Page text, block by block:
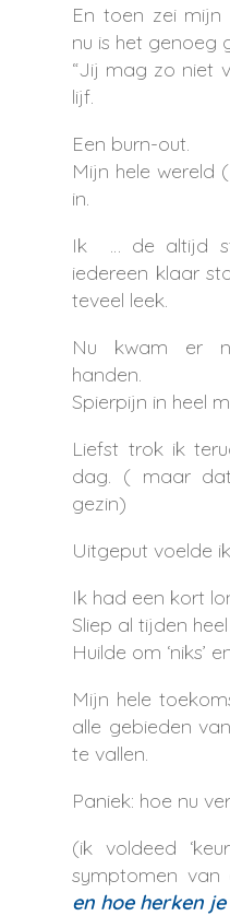
En toen zei mijn
nu is het genoeg
“Jij mag zo niet
lijf.
Een burn-out.
Mijn hele wereld
in.
Ik … de altijd
iedereen klaar
teveel leek.
Nu kwam er
handen.
Spierpijn in heel
Liefst trok ik
dag. ( maar
gezin)
Uitgeput voelde
Ik had een kort
Sliep al tijden
Huilde om ‘niks’
Mijn hele
alle gebieden
te vallen.
Paniek: hoe nu
(ik voldeed
symptomen van
en hoe herken